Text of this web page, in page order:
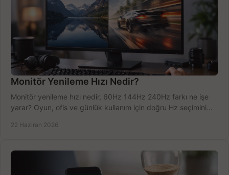
Monitör Yenileme Hızı Nedir?
Monitör yenileme hızı nedir, 60Hz 144Hz 240Hz farkı ne işe
yarar? Oyun, ofis ve günlük kullanım için doğru Hz seçimini
22 Haziran 2026